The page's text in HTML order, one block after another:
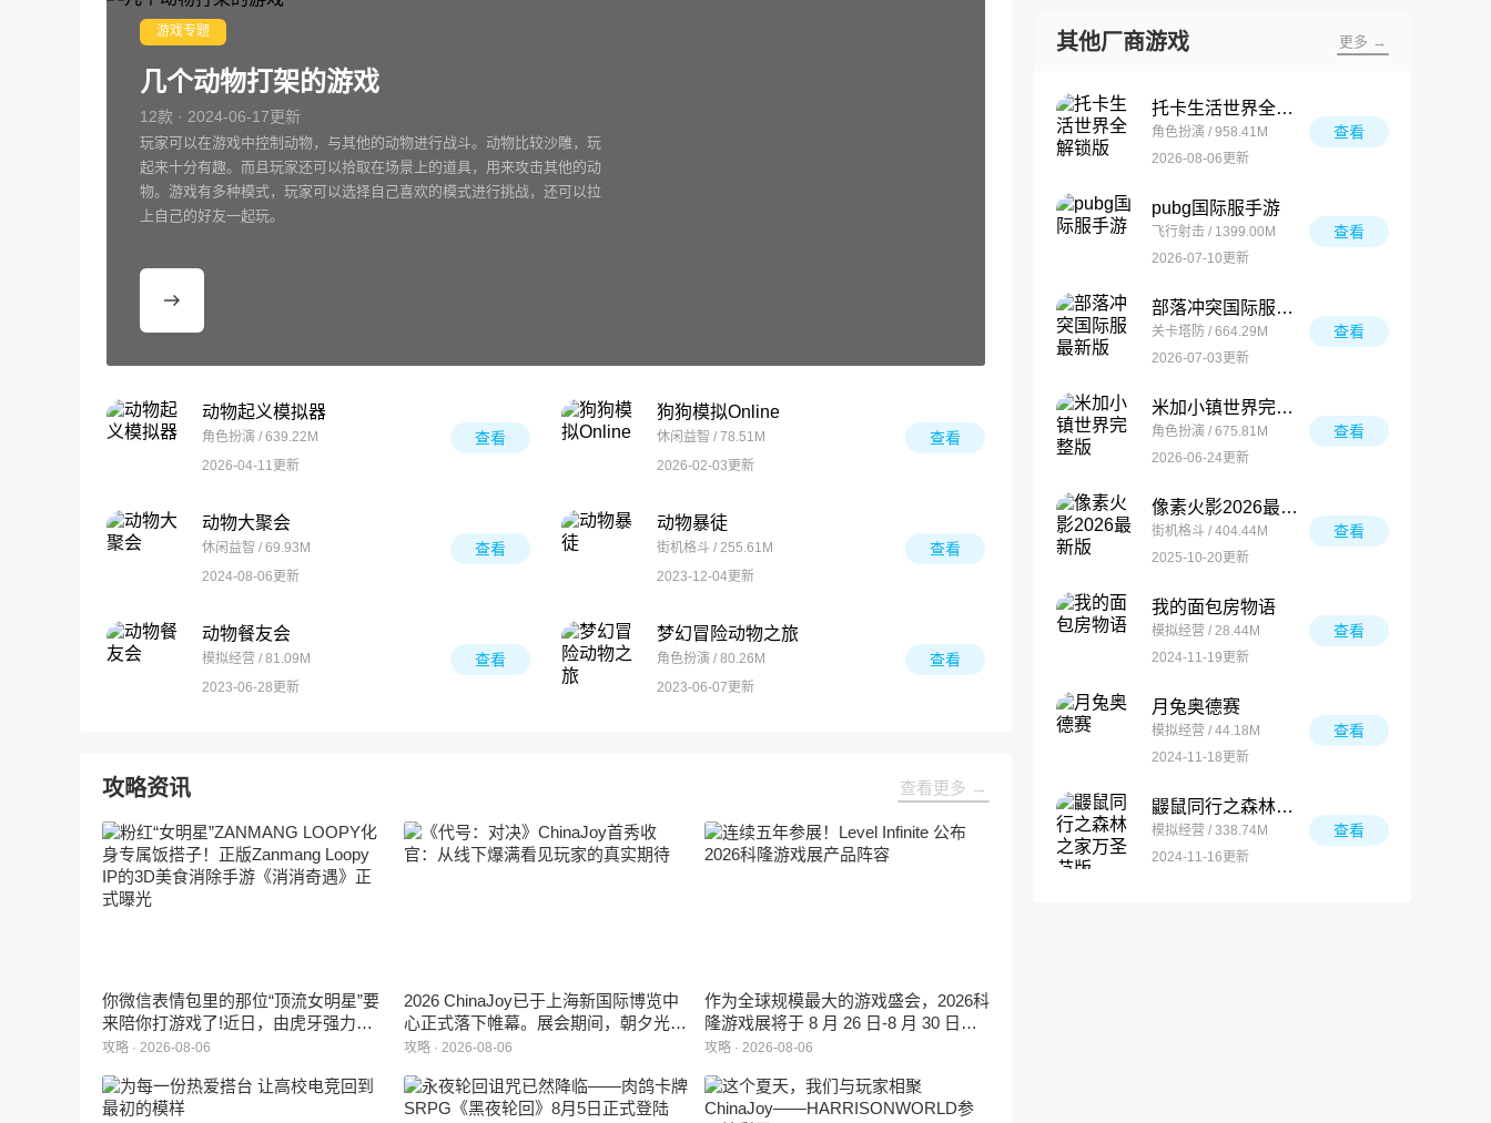
游戏专题
几个动物打架的游戏
12款 · 2024-06-17更新
玩家可以在游戏中控制动物，与其他的动物进行战斗。动物比较沙雕，玩
起来十分有趣。而且玩家还可以拾取在场景上的道具，用来攻击其他的动
物。游戏有多种模式，玩家可以选择自己喜欢的模式进行挑战，还可以拉
上自己的好友一起玩。
动物起义模拟器
角色扮演 / 639.22M
2026-04-11更新
查看
狗狗模拟Online
休闲益智 / 78.51M
2026-02-03更新
查看
动物大聚会
休闲益智 / 69.93M
2024-08-06更新
查看
动物暴徒
街机格斗 / 255.61M
2023-12-04更新
查看
动物餐友会
模拟经营 / 81.09M
2023-06-28更新
查看
梦幻冒险动物之旅
角色扮演 / 80.26M
2023-06-07更新
查看
攻略资讯 查看更多 →
你微信表情包里的那位“顶流女明星”要
来陪你打游戏了!近日，由虎牙强力发
行、正版Zanmang Loopy(赞萌露比)IP
遇》正式曝光。这款产品巧妙融合了
3D立体消除、模拟经营与丰富的互动
攻略 · 2026-08-06
2026 ChinaJoy已于上海新国际博览中
心正式落下帷幕。展会期间，朝夕光年
旗下蓝海工作室自研的多英雄策略射击
相，并向玩家开放试玩。
攻略 · 2026-08-06
作为全球规模最大的游戏盛会，2026科
隆游戏展将于 8 月 26 日-8 月 30 日在
德国举行。日前，科隆游戏展官方宣
罄，这也是科隆游戏展办展史上首次出
现展位一席难求的情况。
攻略 · 2026-08-06
其他厂商游戏 更多 →
托卡生活世界全解锁版
角色扮演 / 958.41M
2026-08-06更新
查看
pubg国际服手游
飞行射击 / 1399.00M
2026-07-10更新
查看
部落冲突国际服最新版
关卡塔防 / 664.29M
2026-07-03更新
查看
米加小镇世界完整版
角色扮演 / 675.81M
2026-06-24更新
查看
像素火影2026最新版
街机格斗 / 404.44M
2025-10-20更新
查看
我的面包房物语
模拟经营 / 28.44M
2024-11-19更新
查看
月兔奥德赛
模拟经营 / 44.18M
2024-11-18更新
查看
鼹鼠同行之森林之家万圣节版
模拟经营 / 338.74M
2024-11-16更新
查看